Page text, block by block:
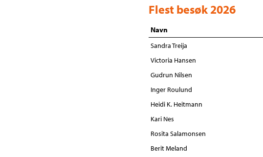
Flest besøk 2026
Navn
Sandra Treija
Victoria Hansen
Gudrun Nilsen
Inger Roulund
Heidi K. Heitmann
Kari Nes
Rosita Salamonsen
Berit Meland